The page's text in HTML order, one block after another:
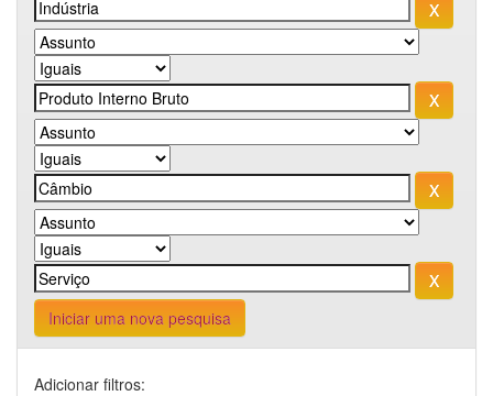
Iniciar uma nova pesquisa
Adicionar filtros: